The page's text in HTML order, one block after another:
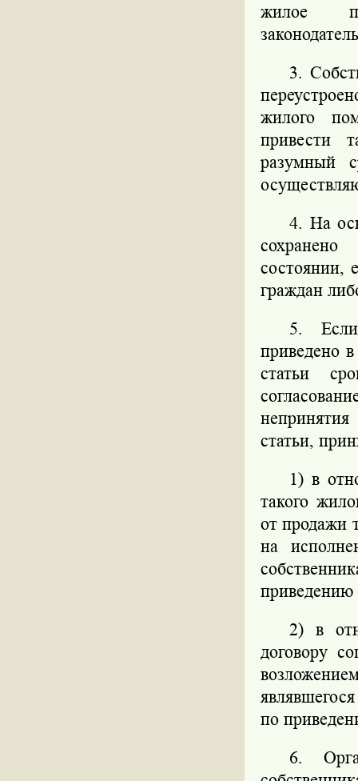
жилое
3.
жилого
привести
разумный
4. На
состоянии,
граждан
5.
приведено
статьи
статьи,
1) в
такого
от продажи
на
приведению
2) в
договору
по
6.